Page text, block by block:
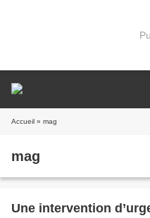
Accueil » mag
mag
Une intervention